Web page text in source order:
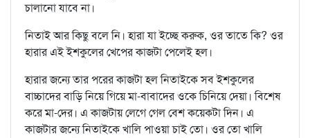
চালানো যাবে না।
নিতাই আর কিছু বলে নি। হারা যা ইচ্ছে করুক, ওর তাতে কি? ওর
হারার এই ইশকুলের খেপের কাজটা পেলেই হল।
হারার জন্যে তার পরের কাজটা হল নিতাইকে সব ইশকুলের
বাচ্চাদের বাড়ি নিয়ে গিয়ে মা-বাবাদের ওকে চিনিয়ে দেয়া। বিশেষ
করে মা-দের। এ কাজটায় লেগে গেল বেশ কয়েকটা দিন। এ
কাজটার জন্যে নিতাইকে খালি পাওয়া চাই তো। ওর তো খালি